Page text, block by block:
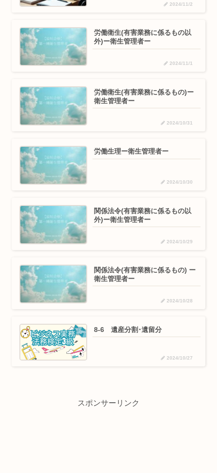
2024/11/2
労働衛生(有害業務に係るもの以
外)ー衛生管理者ー
2024/11/1
労働衛生(有害業務に係るもの)ー
衛生管理者ー
2024/10/31
労働生理ー衛生管理者ー
2024/10/30
関係法令(有害業務に係るもの以
外)ー衛生管理者ー
2024/10/29
関係法令(有害業務に係るもの) ー
衛生管理者ー
2024/10/28
8-6 遺産分割･遺留分
2024/10/27
スポンサーリンク